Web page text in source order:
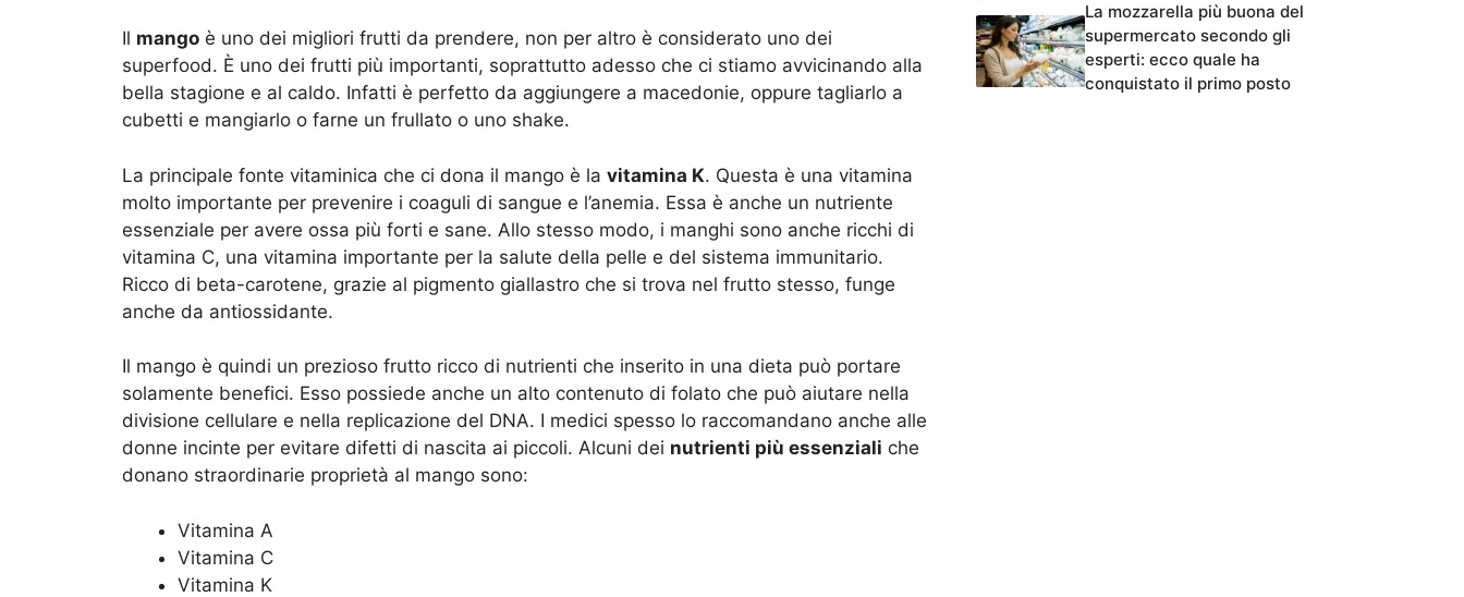
Il mango è uno dei migliori frutti da prendere, non per altro è considerato uno dei
superfood. È uno dei frutti più importanti, soprattutto adesso che ci stiamo avvicinando alla
bella stagione e al caldo. Infatti è perfetto da aggiungere a macedonie, oppure tagliarlo a
cubetti e mangiarlo o farne un frullato o uno shake.
La principale fonte vitaminica che ci dona il mango è la vitamina K. Questa è una vitamina
molto importante per prevenire i coaguli di sangue e l’anemia. Essa è anche un nutriente
essenziale per avere ossa più forti e sane. Allo stesso modo, i manghi sono anche ricchi di
vitamina C, una vitamina importante per la salute della pelle e del sistema immunitario.
Ricco di beta-carotene, grazie al pigmento giallastro che si trova nel frutto stesso, funge
anche da antiossidante.
Il mango è quindi un prezioso frutto ricco di nutrienti che inserito in una dieta può portare
solamente benefici. Esso possiede anche un alto contenuto di folato che può aiutare nella
divisione cellulare e nella replicazione del DNA. I medici spesso lo raccomandano anche alle
donne incinte per evitare difetti di nascita ai piccoli. Alcuni dei nutrienti più essenziali che
donano straordinarie proprietà al mango sono:
Vitamina A
Vitamina C
Vitamina K
La mozzarella più buona del
supermercato secondo gli
esperti: ecco quale ha
conquistato il primo posto